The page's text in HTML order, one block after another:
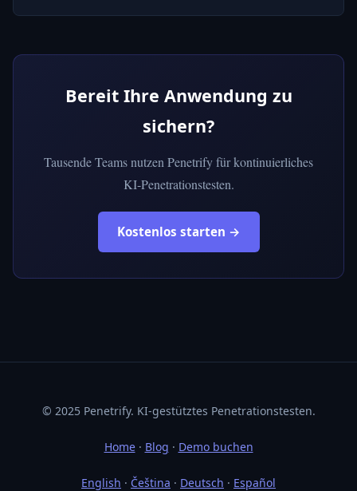
Bereit Ihre Anwendung zu
sichern?
Tausende Teams nutzen Penetrify für kontinuierliches
KI-Penetrationstesten.
Kostenlos starten →
© 2025 Penetrify. KI-gestütztes Penetrationstesten.
Home· Blog · Demo buchen
English · Čeština · Deutsch · Español